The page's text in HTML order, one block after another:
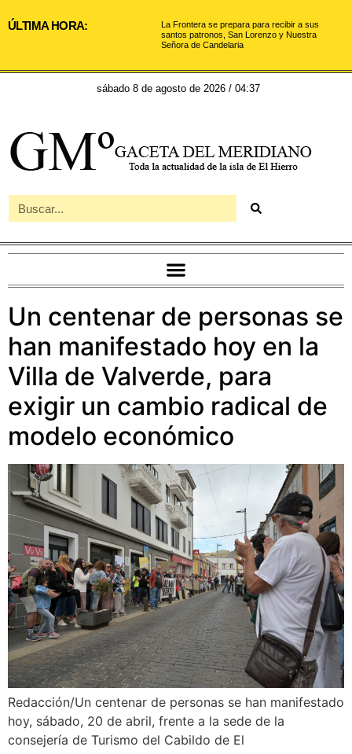
ÚLTIMA HORA:
La Frontera se prepara para recibir a sus
santos patronos, San Lorenzo y Nuestra
Señora de Candelaria
sábado 8 de agosto de 2026 / 04:37
Un centenar de personas se
han manifestado hoy en la
Villa de Valverde, para
exigir un cambio radical de
modelo económico
Redacción/Un centenar de personas se han manifestado
hoy, sábado, 20 de abril, frente a la sede de la
consejería de Turismo del Cabildo de El